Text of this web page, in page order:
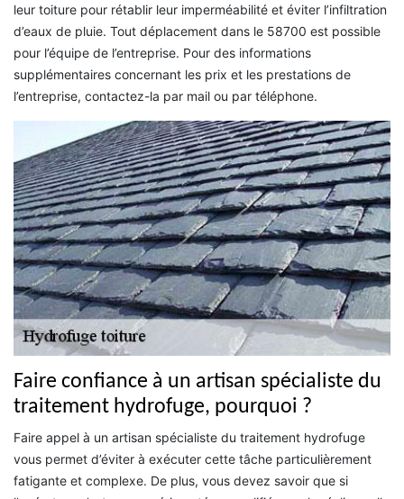
leur toiture pour rétablir leur imperméabilité et éviter l’infiltration
d’eaux de pluie. Tout déplacement dans le 58700 est possible
pour l’équipe de l’entreprise. Pour des informations
supplémentaires concernant les prix et les prestations de
l’entreprise, contactez-la par mail ou par téléphone.
Faire confiance à un artisan spécialiste du
traitement hydrofuge, pourquoi ?
Faire appel à un artisan spécialiste du traitement hydrofuge
vous permet d’éviter à exécuter cette tâche particulièrement
fatigante et complexe. De plus, vous devez savoir que si